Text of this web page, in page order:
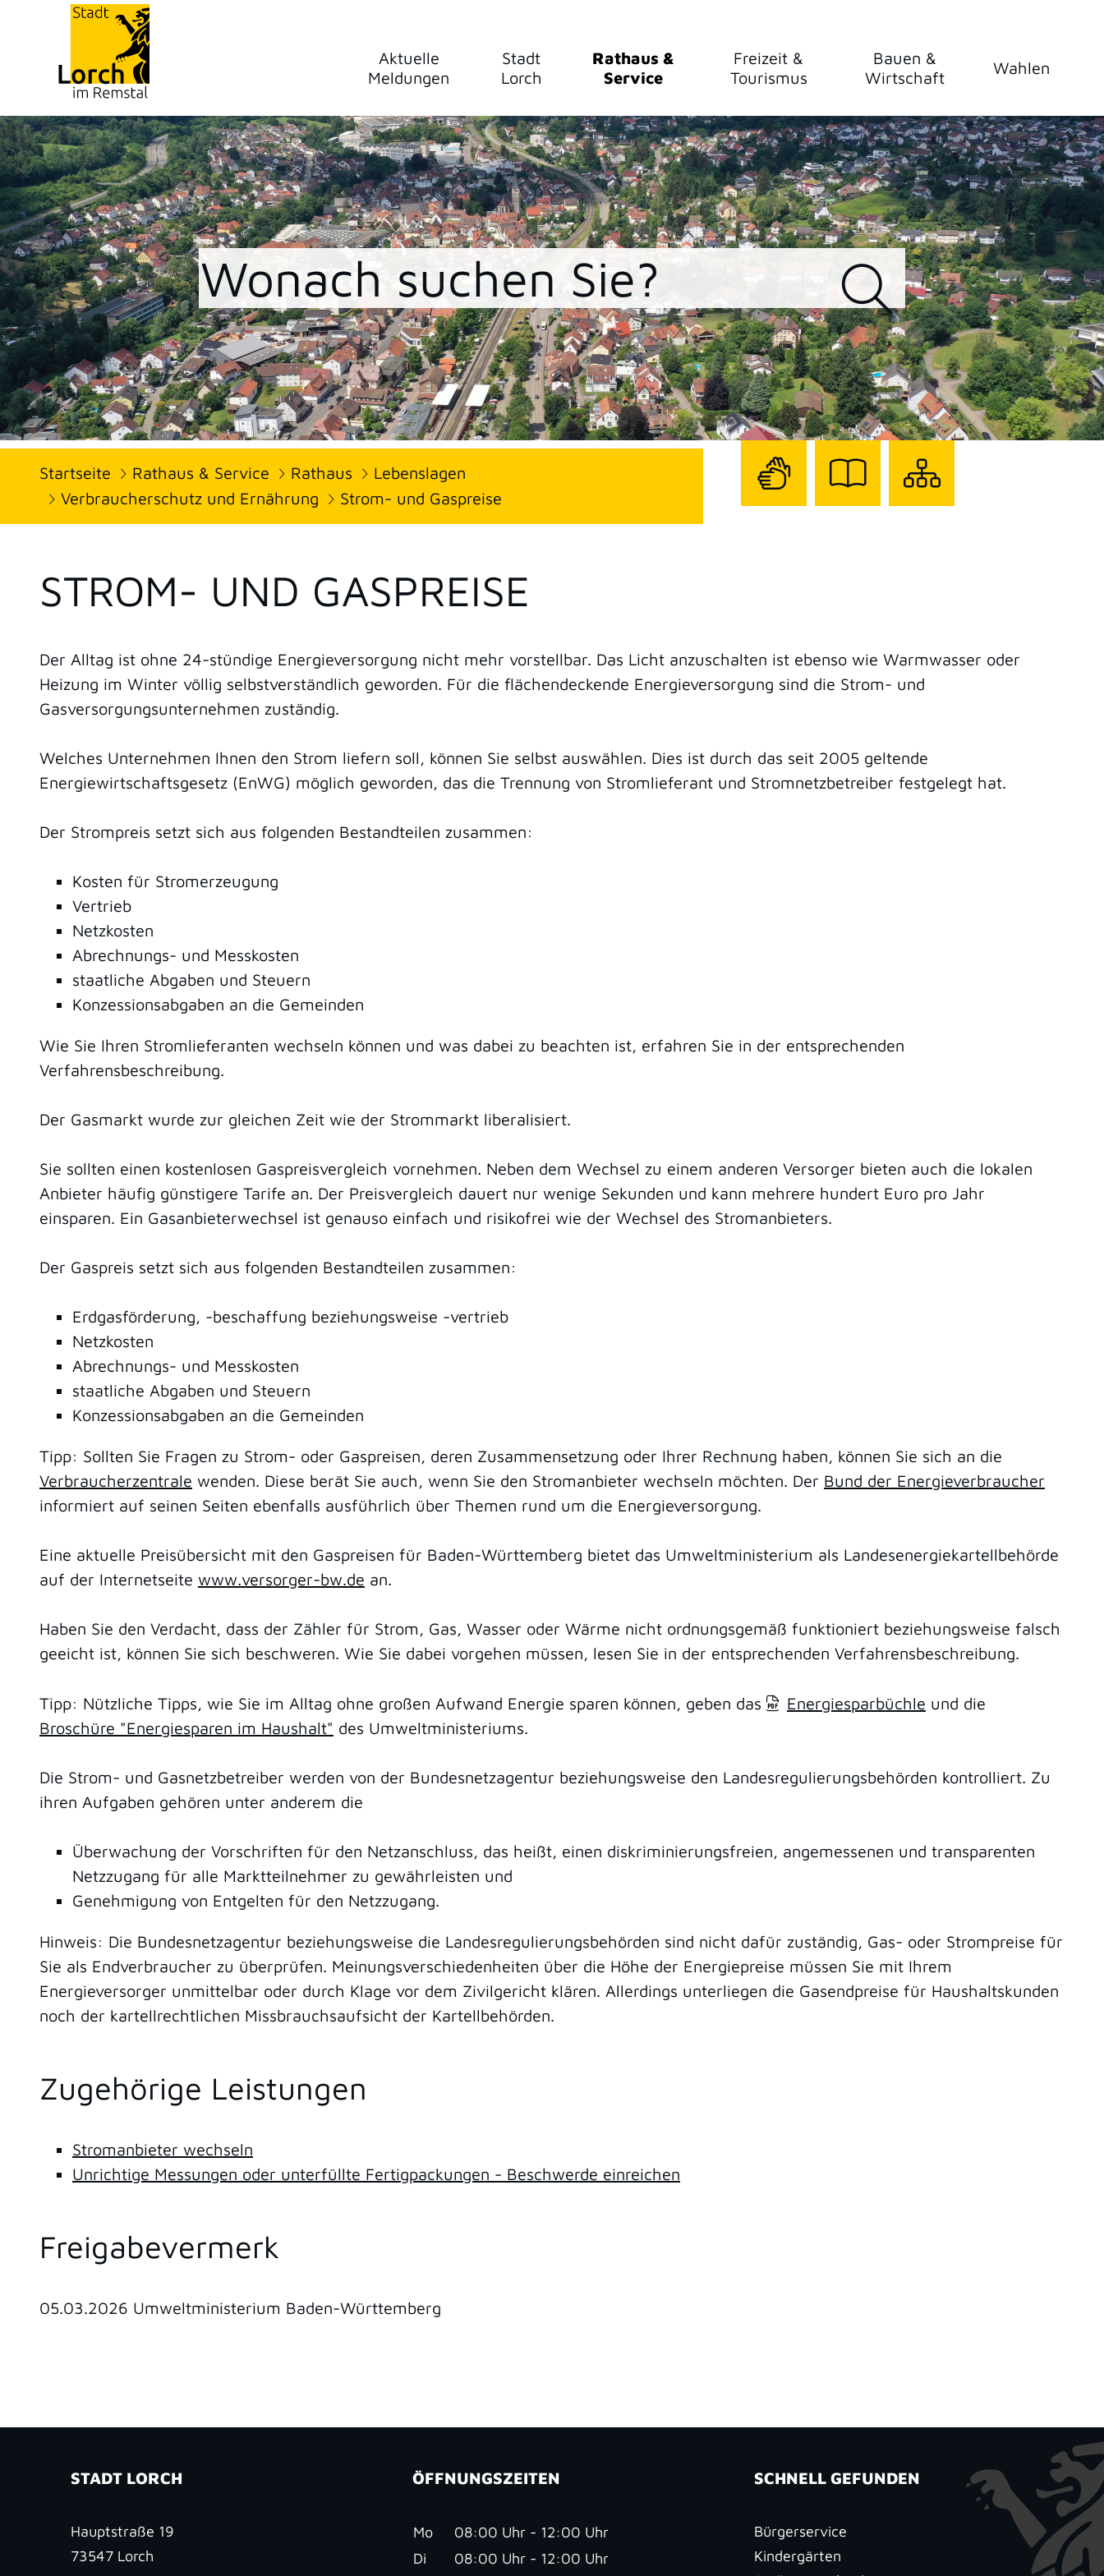
Aktuelle
Meldungen
Stadt
Lorch
Rathaus &
Service
Freizeit &
Tourismus
Bauen &
Wirtschaft
Wahlen
Startseite Rathaus & Service Rathaus
Lebenslagen
Verbraucherschutz und Ernährung
Strom- und Gaspreise
STROM- UND GASPREISE
Der Alltag ist ohne 24-stündige Energieversorgung nicht mehr vorstellbar. Das Licht anzuschalten ist ebenso wie Warmwasser oder
Heizung im Winter völlig selbstverständlich geworden. Für die flächendeckende Energieversorgung sind die Strom- und
Gasversorgungsunternehmen zuständig.
Welches Unternehmen Ihnen den Strom liefern soll, können Sie selbst auswählen. Dies ist durch das seit 2005 geltende
Energiewirtschaftsgesetz (EnWG) möglich geworden, das die Trennung von Stromlieferant und Stromnetzbetreiber festgelegt hat.
Der Strompreis setzt sich aus folgenden Bestandteilen zusammen:
Kosten für Stromerzeugung
Vertrieb
Netzkosten
Abrechnungs- und Messkosten
staatliche Abgaben und Steuern
Konzessionsabgaben an die Gemeinden
Wie Sie Ihren Stromlieferanten wechseln können und was dabei zu beachten ist, erfahren Sie in der entsprechenden
Verfahrensbeschreibung.
Der Gasmarkt wurde zur gleichen Zeit wie der Strommarkt liberalisiert.
Sie sollten einen kostenlosen Gaspreisvergleich vornehmen. Neben dem Wechsel zu einem anderen Versorger bieten auch die lokalen
Anbieter häufig günstigere Tarife an. Der Preisvergleich dauert nur wenige Sekunden und kann mehrere hundert Euro pro Jahr
einsparen. Ein Gasanbieterwechsel ist genauso einfach und risikofrei wie der Wechsel des Stromanbieters.
Der Gaspreis setzt sich aus folgenden Bestandteilen zusammen:
Erdgasförderung, -beschaffung beziehungsweise -vertrieb
Netzkosten
Abrechnungs- und Messkosten
staatliche Abgaben und Steuern
Konzessionsabgaben an die Gemeinden
Tipp: Sollten Sie Fragen zu Strom- oder Gaspreisen, deren Zusammensetzung oder Ihrer Rechnung haben, können Sie sich an die
Verbraucherzentrale wenden. Diese berät Sie auch, wenn Sie den Stromanbieter wechseln möchten. Der Bund der Energieverbraucher
informiert auf seinen Seiten ebenfalls ausführlich über Themen rund um die Energieversorgung.
Eine aktuelle Preisübersicht mit den Gaspreisen für Baden-Württemberg bietet das Umweltministerium als Landesenergiekartellbehörde
auf der Internetseite www.versorger-bw.de an.
Haben Sie den Verdacht, dass der Zähler für Strom, Gas, Wasser oder Wärme nicht ordnungsgemäß funktioniert beziehungsweise falsch
geeicht ist, können Sie sich beschweren. Wie Sie dabei vorgehen müssen, lesen Sie in der entsprechenden Verfahrensbeschreibung.
Tipp: Nützliche Tipps, wie Sie im Alltag ohne großen Aufwand Energie sparen können, geben das Energiesparbüchle und die
Broschüre "Energiesparen im Haushalt" des Umweltministeriums.
Die Strom- und Gasnetzbetreiber werden von der Bundesnetzagentur beziehungsweise den Landesregulierungsbehörden kontrolliert. Zu
ihren Aufgaben gehören unter anderem die
Überwachung der Vorschriften für den Netzanschluss, das heißt, einen diskriminierungsfreien, angemessenen und transparenten
Netzzugang für alle Marktteilnehmer zu gewährleisten und
Genehmigung von Entgelten für den Netzzugang.
Hinweis: Die Bundesnetzagentur beziehungsweise die Landesregulierungsbehörden sind nicht dafür zuständig, Gas- oder Strompreise für
Sie als Endverbraucher zu überprüfen. Meinungsverschiedenheiten über die Höhe der Energiepreise müssen Sie mit Ihrem
Energieversorger unmittelbar oder durch Klage vor dem Zivilgericht klären. Allerdings unterliegen die Gasendpreise für Haushaltskunden
noch der kartellrechtlichen Missbrauchsaufsicht der Kartellbehörden.
Zugehörige Leistungen
Stromanbieter wechseln
Unrichtige Messungen oder unterfüllte Fertigpackungen - Beschwerde einreichen
Freigabevermerk
05.03.2026 Umweltministerium Baden-Württemberg
STADT LORCH
Hauptstraße 19
73547 Lorch
ÖFFNUNGSZEITEN
Mo
08:00 Uhr - 12:00 Uhr
Di
08:00 Uhr - 12:00 Uhr
SCHNELL GEFUNDEN
Bürgerservice
Kindergärten